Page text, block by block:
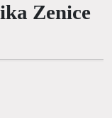
Zenice